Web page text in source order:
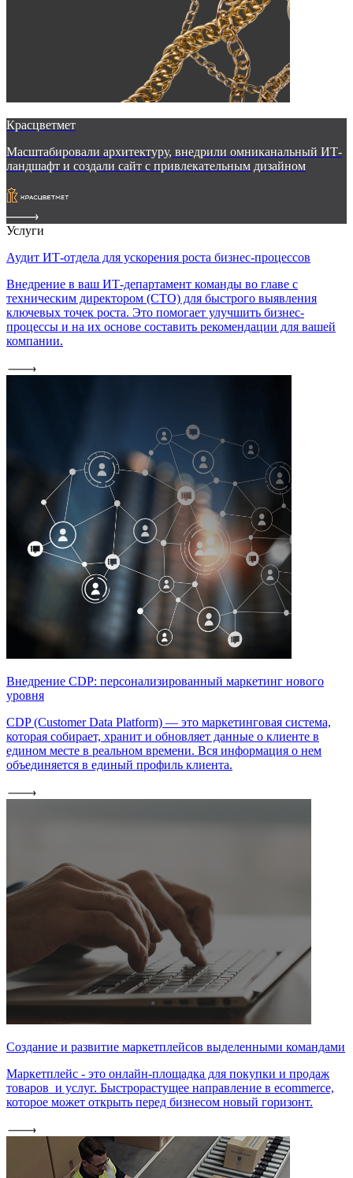
Красцветмет
Масштабировали архитектуру, внедрили омниканальный ИТ-
ландшафт и создали сайт с привлекательным дизайном
Услуги
Аудит ИТ-отдела для ускорения роста бизнес-процессов
Внедрение в ваш ИТ-департамент команды во главе с
техническим директором (CTO) для быстрого выявления
ключевых точек роста. Это помогает улучшить бизнес-
процессы и на их основе составить рекомендации для вашей
компании.
Внедрение CDP: персонализированный маркетинг нового
уровня
CDP (Customer Data Platform) — это маркетинговая система,
которая собирает, хранит и обновляет данные о клиенте в
едином месте в реальном времени. Вся информация о нем
объединяется в единый профиль клиента.
Создание и развитие маркетплейсов выделенными командами
Маркетплейс - это онлайн-площадка для покупки и продаж
товаров и услуг. Быстрорастущее направление в ecommerce,
которое может открыть перед бизнесом новый горизонт.